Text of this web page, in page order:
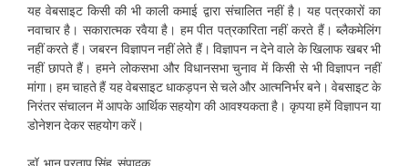
यह वेबसाइट किसी की भी काली कमाई द्वारा संचालित नहीं है। यह पत्रकारों का
नवाचार है। सकारात्मक रवैया है। हम पीत पत्रकारिता नहीं करते हैं। ब्लैकमेलिंग
नहीं करते हैं। जबरन विज्ञापन नहीं लेते हैं। विज्ञापन न देने वाले के खिलाफ खबर भी
नहीं छापते हैं। हमने लोकसभा और विधानसभा चुनाव में किसी से भी विज्ञापन नहीं
मांगा। हम चाहते हैं यह वेबसाइट धाकड़पन से चले और आत्मनिर्भर बने। वेबसाइट के
निरंतर संचालन में आपके आर्थिक सहयोग की आवश्यकता है। कृपया हमें विज्ञापन या
डोनेशन देकर सहयोग करें।
डॉ. भानु प्रताप सिंह, संपादक